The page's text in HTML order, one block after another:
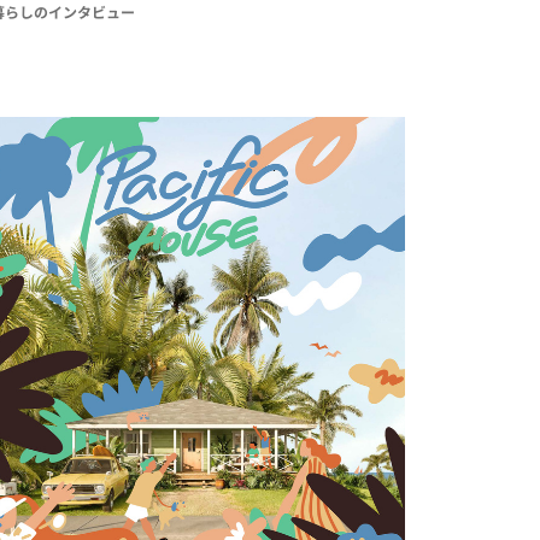
らしのインタビュー